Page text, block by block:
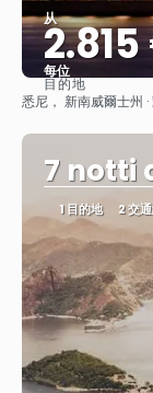
从
每位
目的地
悉尼， 新南威爾士州 ·
7 notti
1 目的地 2 交